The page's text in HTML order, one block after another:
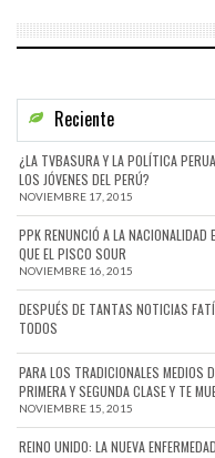
Reciente
¿LA TVBASURA Y LA POLÍTICA
LOS JÓVENES DEL PERÚ?
NOVIEMBRE 17, 2015
PPK RENUNCIÓ A LA NACIONALIDAD
QUE EL PISCO SOUR
NOVIEMBRE 16, 2015
DESPUÉS DE TANTAS NOTICIAS
TODOS
PARA LOS TRADICIONALES MEDIOS
PRIMERA Y SEGUNDA CLASE Y TE
NOVIEMBRE 15, 2015
REINO UNIDO: LA NUEVA